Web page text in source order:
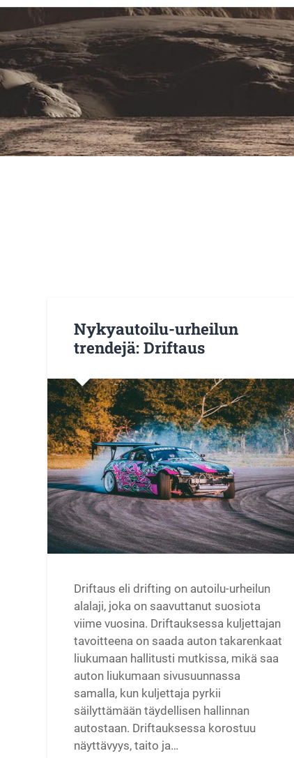
Nykyautoilu-urheilun
trendejä: Driftaus
Driftaus eli drifting on autoilu-urheilun
alalaji, joka on saavuttanut suosiota
viime vuosina. Driftauksessa kuljettajan
tavoitteena on saada auton takarenkaat
liukumaan hallitusti mutkissa, mikä saa
auton liukumaan sivusuunnassa
samalla, kun kuljettaja pyrkii
säilyttämään täydellisen hallinnan
autostaan. Driftauksessa korostuu
näyttävyys, taito ja…